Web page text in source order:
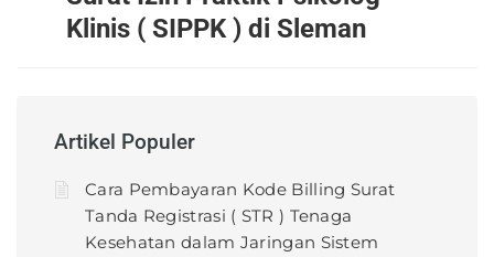
Klinis ( SIPPK ) di Sleman
Artikel Populer
Cara Pembayaran Kode Billing Surat
Tanda Registrasi ( STR ) Tenaga
Kesehatan dalam Jaringan Sistem